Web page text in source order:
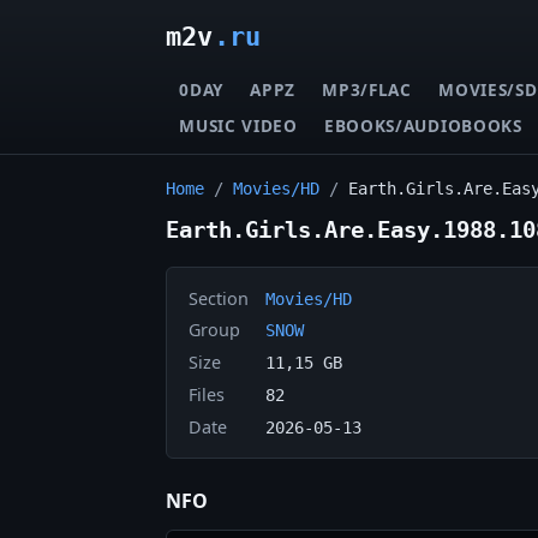
m2v.ru
0DAY APPZ MP3/FLAC MOVIES/SD
MUSIC VIDEO
EBOOKS/AUDIOBOOKS
Home / Movies/HD /
Section Movies/HD
Group SNOW
Size 11,15 GB
Files 82
Date 2026-05-13
NFO